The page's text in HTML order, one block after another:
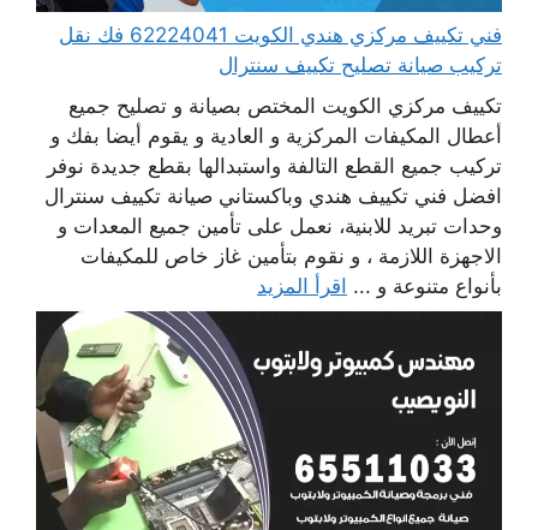
فني تكييف مركزي هندي الكويت 62224041 فك نقل
تركيب صيانة تصليح تكييف سنترال
تكييف مركزي الكويت المختص بصيانة و تصليح جميع
أعطال المكيفات المركزية و العادية و يقوم أيضا بفك و
تركيب جميع القطع التالفة واستبدالها بقطع جديدة نوفر
افضل فني تكييف هندي وباكستاني صيانة تكييف سنترال
وحدات تبريد للابنية، نعمل على تأمين جميع المعدات و
الاجهزة اللازمة ، و نقوم بتأمين غاز خاص للمكيفات
بأنواع متنوعة و ... اقرأ المزيد